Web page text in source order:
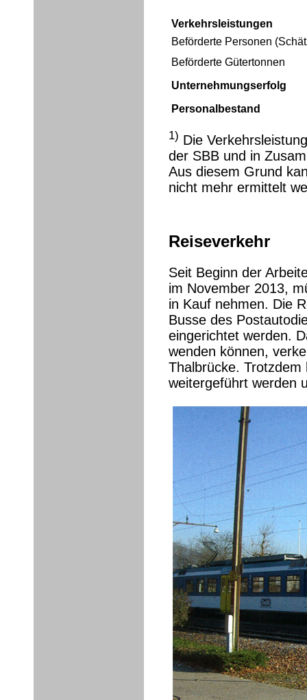
Verkehrsleistungen
Beförderte Personen
Beförderte Gütertonnen
Unternehmungserfolg
Personalbestand
1) Die
der SBB und in
Aus diesem Grund
nicht mehr ermittelt
Reiseverkehr
Seit Beginn der
im November 2013,
in Kauf nehmen. Die
Busse des
eingerichtet werden.
wenden können,
Thalbrücke.
weitergeführt werden